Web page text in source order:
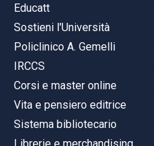
Educatt
Sostieni l'Università
Policlinico A. Gemelli
IRCCS
Corsi e master online
Vita e pensiero editrice
Sistema bibliotecario